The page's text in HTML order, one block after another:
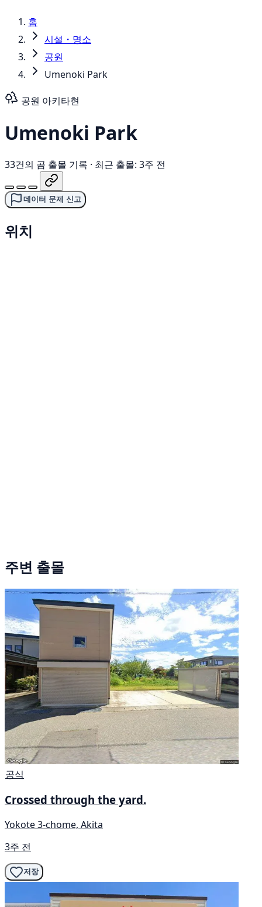
홈
시설・명소
공원
Umenoki Park
공원 아키타현
Umenoki Park
33건의 곰 출몰 기록 · 최근 출몰: 3주 전
데이터 문제 신고
위치
주변 출몰
공식
Crossed through the yard.
Yokote 3-chome, Akita
3주 전
저장